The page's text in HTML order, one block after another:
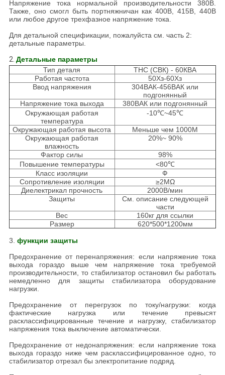
Напряжение тока нормальной производительности 380В.
Также, оно смогл быть портняжничан как 400В, 415В, 440В
или любое другое трехфазное напряжение тока.
Для детальной спецификации, пожалуйста см. часть 2:
детальные параметры.
2. Детальные параметры
Тип деталя
ТНС (СВК) - 60КВА
Работая частота
50Хз-60Хз
Ввод напряжения
304ВАК-456ВАК или
подгонянный
Напряжение тока выхода
380ВАК или подгонянный
Окружающая работая
температура
-10℃~45℃
Окружающая работая высота
Меньше чем 1000М
Окружающая работая
влажность
20%~ 90%
Фактор силы
98%
Повышение температуры
<80℃
Класс изоляции
Ф
Сопротивление изоляции
≥2МΩ
Диелектрикал прочность
2000В/мин
Защиты
См. описание следующей
части
Вес
160кг для ссылки
Размер
620*500*1200мм
3. функции защиты
Предохранение от перенапряжения: если напряжение тока
выхода гораздо выше чем напряжение тока требуемой
производительности, то стабилизатор остановил бы работать
немедленно для защиты стабилизатора оборудование
нагрузки.
Предохранение от перегрузок по току/нагрузки: когда
фактические нагрузка или течение превысят
расклассифицированные течение и нагрузку, стабилизатор
напряжения тока выключение автоматически.
Предохранение от недонапряжения: если напряжение тока
выхода гораздо ниже чем расклассифицированное одно, то
стабилизатор отрезал бы электропитание подряд.